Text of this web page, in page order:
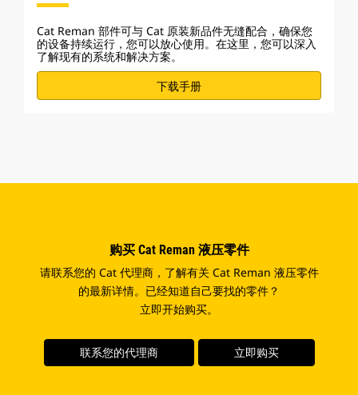
Cat Reman 部件可与 Cat 原装新品件无缝配合，确保您
的设备持续运行，您可以放心使用。在这里，您可以深入
了解现有的系统和解决方案。
下载手册
购买 Cat Reman 液压零件
请联系您的 Cat 代理商，了解有关 Cat Reman 液压零件
的最新详情。已经知道自己要找的零件？
立即开始购买。
联系您的代理商 立即购买